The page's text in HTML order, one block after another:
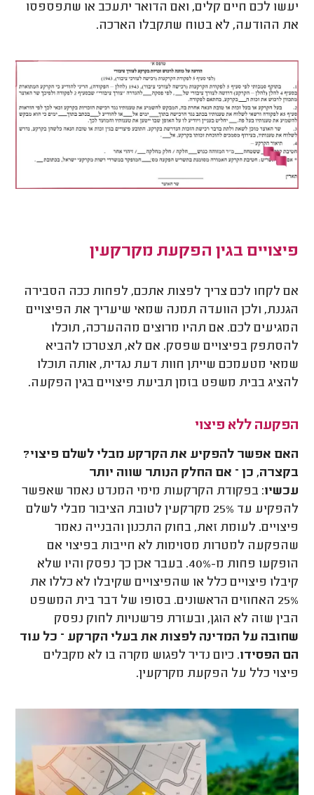
יעשו לכם חיים קלים, ואם הדואר יתעכב או שתפספסו
את ההודעה, לא בטוח שתקבלו הארכה.
פיצויים בגין הפקעת מקרקעין
אם לקחו לכם צריך לפצות אתכם, לפחות ככה הסבירה
הגננת, ולכן הוועדה תמנה שמאי שיעריך את הפיצויים
המגיעים לכם. אם תהיו מרוצים מההערכה, תוכלו
להסתפק בפיצויים שפסק. אם לא, תצטרכו להביא
שמאי מטעמכם שייתן חוות דעת נגדית, אותה תוכלו
להציג בבית משפט בזמן תביעת פיצויים בגין הפקעה.
הפקעה ללא פיצוי
האם אפשר להפקיע את הקרקע מבלי לשלם פיצוי?
בקצרה, כן – אם החלק הנותר שווה יותר
עכשיו: בפקודת הקרקעות מימי המנדט נאמר שאפשר
להפקיע עד 25% מקרקעין לטובת הציבור מבלי לשלם
פיצויים. לעומת זאת, בחוק התכנון והבנייה נאמר
שהפקעה למטרות מסוימות לא חייבות בפיצוי אם
הופקעו פחות מ-40%. בעבר אכן כך נפסק והיו שלא
קיבלו פיצויים כלל או שהפיצויים שקיבלו לא כללו את
25% האחוזים הראשונים. בסופו של דבר בית המשפט
הבין שזה לא הוגן, ובעזרת פרשנויות לחוק נפסק
שחובה על המדינה לפצות את בעלי הקרקע – כל עוד
הם הפסידו. כיום נדיר לפגוש מקרה בו לא מקבלים
פיצוי כלל על הפקעת מקרקעין.